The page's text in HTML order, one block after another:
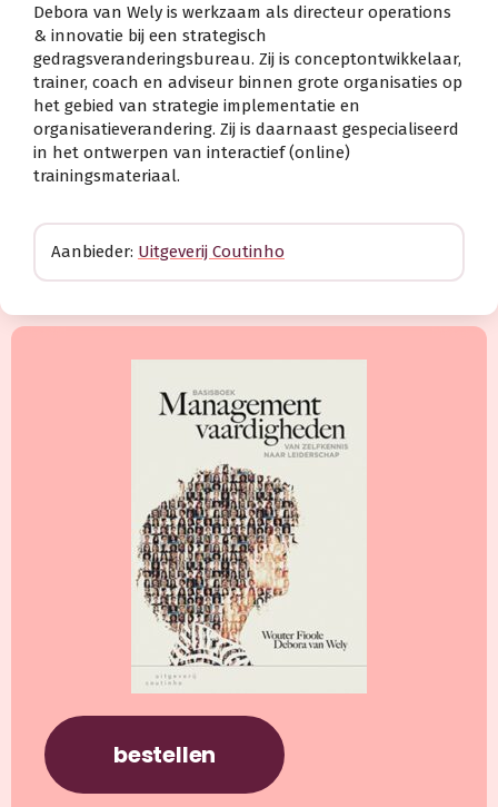
Debora van Wely is werkzaam als directeur operations
& innovatie bij een strategisch
gedragsveranderingsbureau. Zij is conceptontwikkelaar,
trainer, coach en adviseur binnen grote organisaties op
het gebied van strategie implementatie en
organisatieverandering. Zij is daarnaast gespecialiseerd
in het ontwerpen van interactief (online)
trainingsmateriaal.
Aanbieder: Uitgeverij Coutinho
bestellen